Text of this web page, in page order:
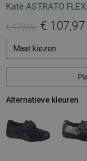
Kate ASTRATO
€ 179,95 € 107,97
Maat kiezen
Alternatieve kleuren